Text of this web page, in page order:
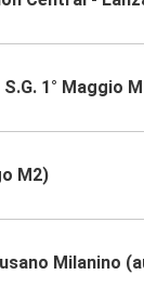
1° Maggio
M2)
Milanino